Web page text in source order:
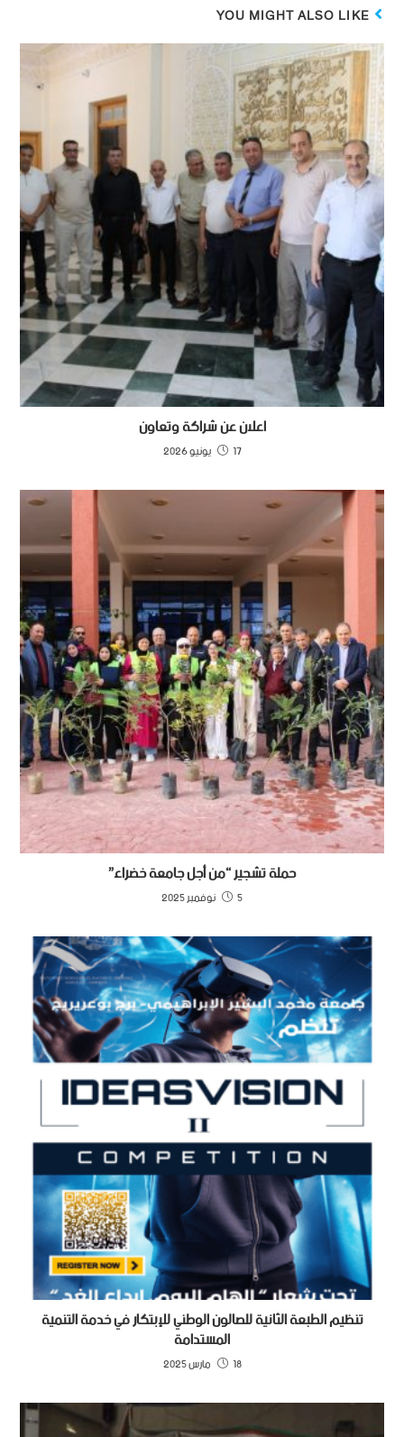
YOU MIGHT ALSO LIKE
اعلان عن شراكة وتعاون
17 يونيو 2026
حملة تشجير “من أجل جامعة خضراء”
5 نوفمبر 2025
تنظيم الطبعة الثانية للصالون الوطني للإبتكار في خدمة التنمية
المستدامة
18 مارس 2025